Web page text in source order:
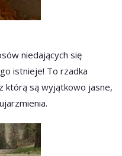
niedających się
istnieje! To rzadka
którą są wyjątkowo jasne,